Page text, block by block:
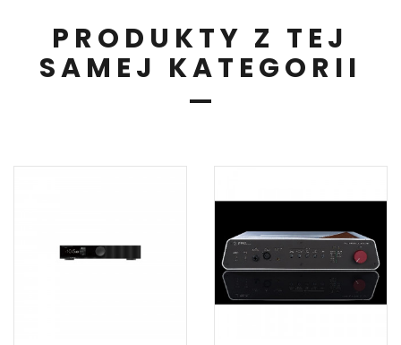
PRODUKTY Z TEJ
SAMEJ KATEGORII